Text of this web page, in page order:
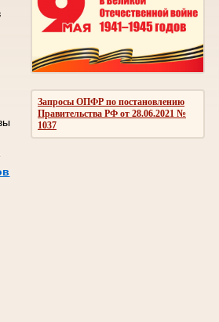
Запросы ОПФР по постановлению
Правительства РФ от 28.06.2021 №
1037